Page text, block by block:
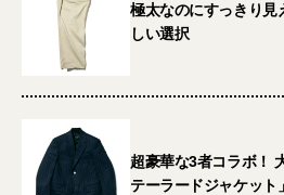
極太なのにすっきり見
しい選択
超豪華な3者コラボ！
テーラードジャケット」